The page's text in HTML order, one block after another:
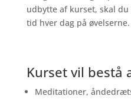
udbytte af kurset, skal
tid hver dag på øvelserne.
Kurset vil bestå
Meditationer,